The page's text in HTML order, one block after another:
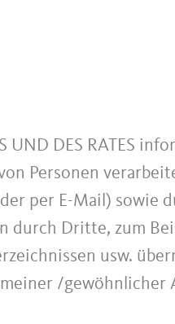
UND DES RATES
Personen
per E-Mail) sowie
durch Dritte, zum
usw.
/gewöhnlicher